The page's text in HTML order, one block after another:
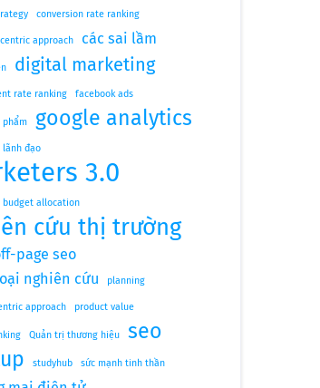
conversion rate ranking
approach các sai lầm
digital marketing
rate ranking facebook ads
google analytics
lãnh đạo
3.0
budget allocation
cứu thị trường
page seo
nghiên cứu
planning
approach product value
Quản trị thương hiệu
seo
studyhub sức mạnh tinh thần